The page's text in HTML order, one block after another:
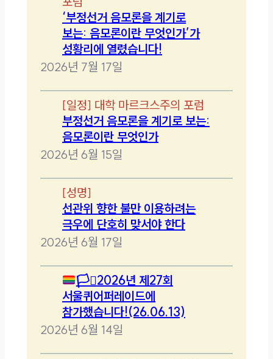
‘부정선거 음모론을 계기로
보는: 음모론이란 무엇인가’가
성황리에 열렸습니다!
2026년 7월 17일
[일정] 대학 마르크스주의 포럼
부정선거 음모론을 계기로 보는:
음모론이란 무엇인가
2026년 6월 15일
[성명]
선관위 향한 불만 이용하려는
극우에 단호히 맞서야 한다
2026년 6월 17일
🏳️‍⚧️2026년 제27회
서울퀴어퍼레이드에
참가했습니다!(26.06.13)
2026년 6월 14일